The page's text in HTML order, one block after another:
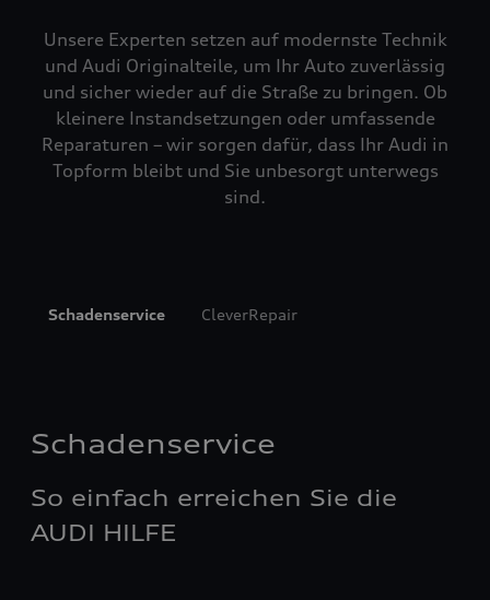
Unsere Experten setzen auf modernste Technik
und Audi Originalteile, um Ihr Auto zuverlässig
und sicher wieder auf die Straße zu bringen. Ob
kleinere Instandsetzungen oder umfassende
Reparaturen – wir sorgen dafür, dass Ihr Audi in
Topform bleibt und Sie unbesorgt unterwegs
sind.
Schadenservice CleverRepair
Schadenservice
So einfach erreichen Sie die
AUDI HILFE